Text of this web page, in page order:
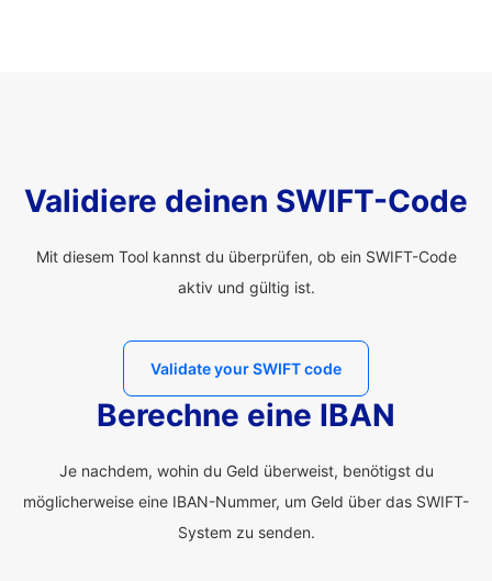
Validiere deinen SWIFT-Code
Mit diesem Tool kannst du überprüfen, ob ein SWIFT-Code
aktiv und gültig ist.
Validate your SWIFT code
Berechne eine IBAN
Je nachdem, wohin du Geld überweist, benötigst du
möglicherweise eine IBAN-Nummer, um Geld über das SWIFT-
System zu senden.